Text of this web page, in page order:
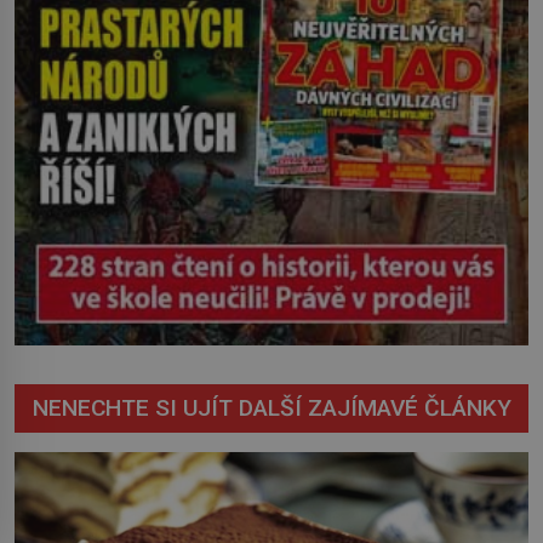
NENECHTE SI UJÍT DALŠÍ ZAJÍMAVÉ ČLÁNKY